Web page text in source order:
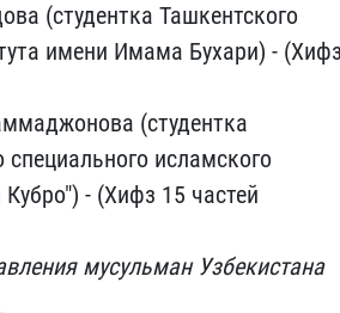
(студентка Ташкентского
имени Имама Бухари) -
(студентка
специального исламского
- (Хифз 15 частей
мусульман Узбекистана